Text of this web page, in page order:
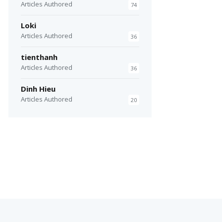
Articles Authored 74
Loki
Articles Authored 36
tienthanh
Articles Authored 36
Dinh Hieu
Articles Authored 20